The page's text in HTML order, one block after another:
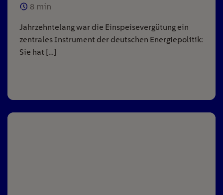
8 min
Jahrzehntelang war die Einspeisevergütung ein
zentrales Instrument der deutschen Energiepolitik:
Sie hat […]